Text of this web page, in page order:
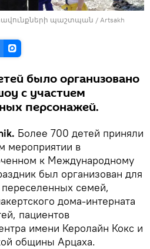
պաշտպան / Artsakh
было организовано
с участием
персонажей.
Более 700 детей приняли
мероприятии в
к Международному
был организован для
семей,
дома-интерната
пациентов
имени Керолайн Кокс и
общины Арцаха.